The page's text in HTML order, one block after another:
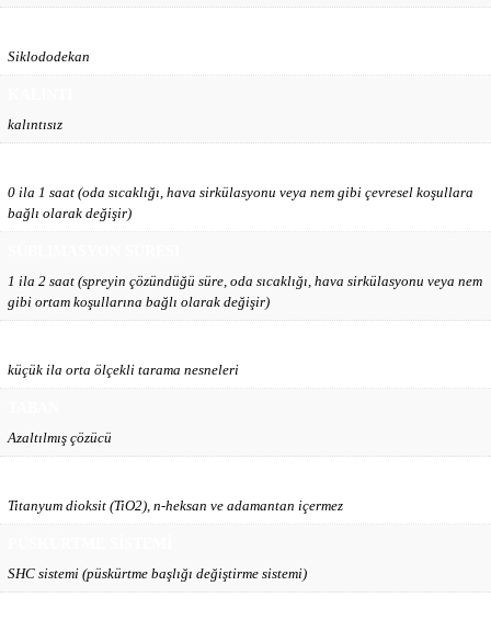
Siklododekan
kalıntısız
0 ila 1 saat (oda sıcaklığı, hava sirkülasyonu veya nem gibi çevresel koşullara
bağlı olarak değişir)
1 ila 2 saat (spreyin çözündüğü süre, oda sıcaklığı, hava sirkülasyonu veya nem
gibi ortam koşullarına bağlı olarak değişir)
küçük ila orta ölçekli tarama nesneleri
Azaltılmış çözücü
Titanyum dioksit (TiO2), n-heksan ve adamantan içermez
SHC sistemi (püskürtme başlığı değiştirme sistemi)